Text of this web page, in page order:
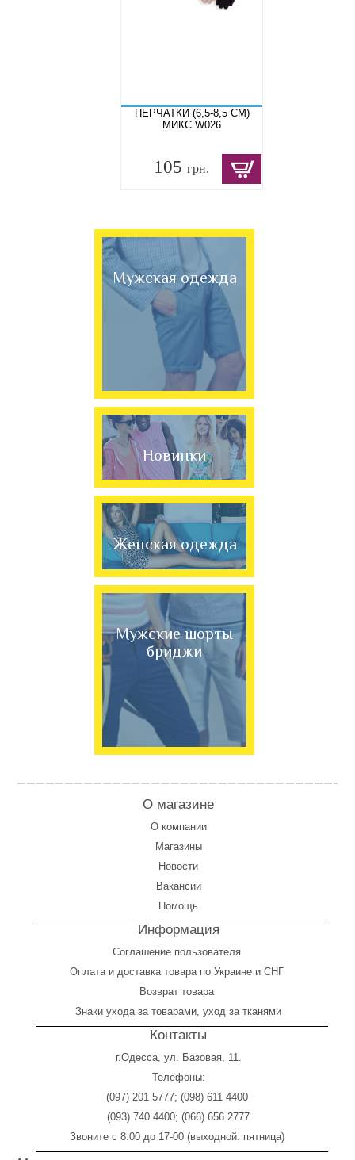
ПЕРЧАТКИ (6,5-8,5 СМ)
МИКС W026
105 грн.
Мужская одежда
Новинки
Женская одежда
Мужские шорты
бриджи
О магазине
О компании
Магазины
Новости
Вакансии
Помощь
Информация
Соглашение пользователя
Оплата и доставка товара по Украине и СНГ
Возврат товара
Знаки ухода за товарами, уход за тканями
Контакты
г.Одесса, ул. Базовая, 11.
Телефоны:
(097) 201 5777; (098) 611 4400
(093) 740 4400; (066) 656 2777
Звоните с 8.00 до 17-00 (выходной: пятница)